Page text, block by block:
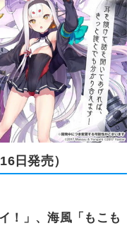
日発売）
！」、海風「もこも